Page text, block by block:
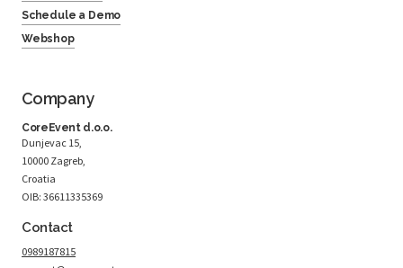
Schedule a Demo
Webshop
Company
CoreEvent d.o.o.
Dunjevac 15,
10000 Zagreb,
Croatia
OIB: 36611335369
Contact
0989187815